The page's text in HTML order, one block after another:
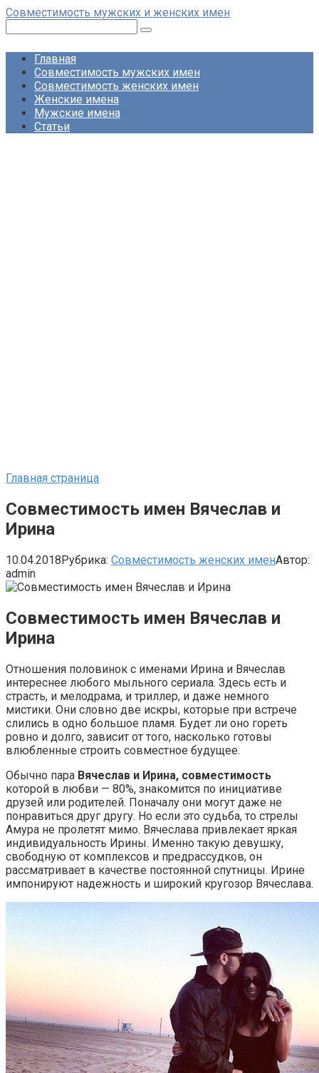
Перейти
контенту
Совместимость мужских и женских имен
Главная
Совместимость мужских имен
Совместимость женских имен
Женские имена
Мужские имена
Статьи
Главная страница
Совместимость имен Вячеслав и
Ирина
10.04.2018Рубрика: Совместимость женских именАвтор:
admin
Совместимость имен Вячеслав и
Ирина
Отношения половинок с именами Ирина и Вячеслав
интереснее любого мыльного сериала. Здесь есть и
страсть, и мелодрама, и триллер, и даже немного
мистики. Они словно две искры, которые при встрече
слились в одно большое пламя. Будет ли оно гореть
ровно и долго, зависит от того, насколько готовы
влюбленные строить совместное будущее.
Обычно пара Вячеслав и Ирина, совместимость
которой в любви — 80%, знакомится по инициативе
друзей или родителей. Поначалу они могут даже не
понравиться друг другу. Но если это судьба, то стрелы
Амура не пролетят мимо. Вячеслава привлекает яркая
индивидуальность Ирины. Именно такую девушку,
свободную от комплексов и предрассудков, он
рассматривает в качестве постоянной спутницы. Ирине
импонируют надежность и широкий кругозор Вячеслава.